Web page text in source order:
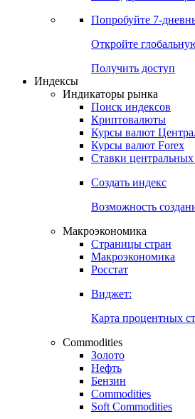
Денежный рынок
Календарь инвестора
Попробуйте7-
Откройте
Получить доступ
Индикаторы рынка
Поиск индексов
Курсы валют
Ставки центральных
Создать индекс
Возможность
Страницы стран
Росстат
Виджет:
Карта процентных
Commodities
Золото